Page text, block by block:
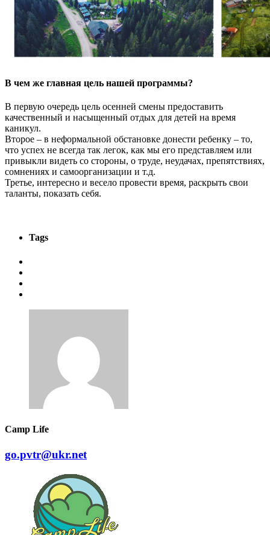
В чем же главная цель нашей программы?
В первую очередь цель осенней смены предоставить
качественный и насыщенный отдых для детей на время
каникул.
Второе – в неформальной обстановке донести ребенку – то,
что успех не всегда так легок, как мы его представляем или
привыкли видеть со стороны, о труде, неудачах, препятствиях,
сомнениях и самоорганизации и т.д.
Третье, интересно и весело провести время, раскрыть свои
таланты, показать себя.
Tags
Camp Life
go.pvtr@ukr.net